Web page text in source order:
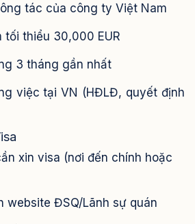
tác của công ty Việt Nam
tối thiểu 30,000 EUR
3 tháng gần nhất
việc tại VN (HĐLĐ, quyết định
xin visa (nơi đến chính hoặc
ĐSQ/Lãnh sự quán